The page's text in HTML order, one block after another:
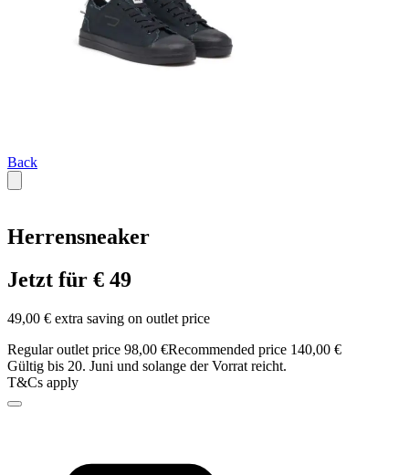
Back
Herrensneaker
Jetzt für € 49
49,00 € extra saving on outlet price
Regular outlet price 98,00 €Recommended price 140,00 €
Gültig bis 20. Juni und solange der Vorrat reicht.
T&Cs apply